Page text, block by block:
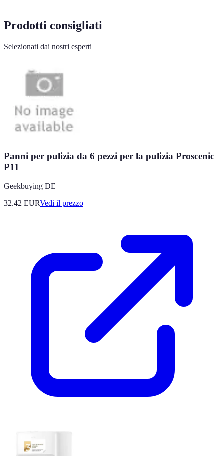
Prodotti consigliati
Selezionati dai nostri esperti
Panni per pulizia da 6 pezzi per la pulizia Proscenic
P11
Geekbuying DE
32.42 EURVedi il prezzo